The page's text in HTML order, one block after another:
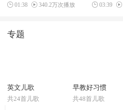
01:38 340.2万次播放 03:39
专题
英文儿歌
共24首儿歌
早教好习惯
共48首儿歌